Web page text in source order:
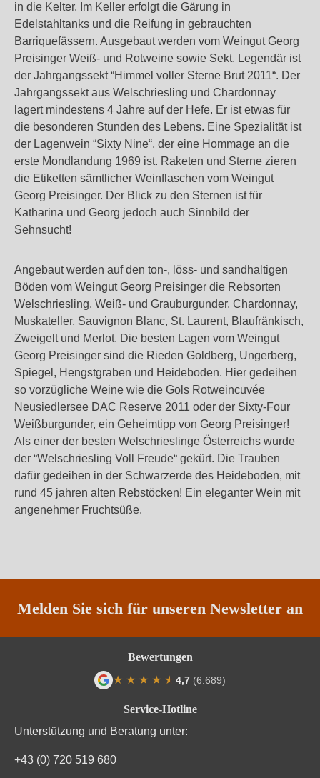
in die Kelter. Im Keller erfolgt die Gärung in
Edelstahltanks und die Reifung in gebrauchten
Barriquefässern. Ausgebaut werden vom Weingut Georg
Preisinger Weiß- und Rotweine sowie Sekt. Legendär ist
der Jahrgangssekt “Himmel voller Sterne Brut 2011“. Der
Jahrgangssekt aus Welschriesling und Chardonnay
lagert mindestens 4 Jahre auf der Hefe. Er ist etwas für
die besonderen Stunden des Lebens. Eine Spezialität ist
der Lagenwein “Sixty Nine“, der eine Hommage an die
erste Mondlandung 1969 ist. Raketen und Sterne zieren
die Etiketten sämtlicher Weinflaschen vom Weingut
Georg Preisinger. Der Blick zu den Sternen ist für
Katharina und Georg jedoch auch Sinnbild der
Sehnsucht!
Angebaut werden auf den ton-, löss- und sandhaltigen
Böden vom Weingut Georg Preisinger die Rebsorten
Welschriesling, Weiß- und Grauburgunder, Chardonnay,
Muskateller, Sauvignon Blanc, St. Laurent, Blaufränkisch,
Zweigelt und Merlot. Die besten Lagen vom Weingut
Georg Preisinger sind die Rieden Goldberg, Ungerberg,
Spiegel, Hengstgraben und Heideboden. Hier gedeihen
so vorzügliche Weine wie die Gols Rotweincuvée
Neusiedlersee DAC Reserve 2011 oder der Sixty-Four
Weißburgunder, ein Geheimtipp von Georg Preisinger!
Als einer der besten Welschrieslinge Österreichs wurde
der “Welschriesling Voll Freude“ gekürt. Die Trauben
dafür gedeihen in der Schwarzerde des Heideboden, mit
rund 45 jahren alten Rebstöcken! Ein eleganter Wein mit
angenehmer Fruchtsüße.
Melden Sie sich für unseren Newsletter an
Service-Hotline
Unterstützung und Beratung unter:
+43 (0) 720 519 680
Bewertungen
★ ★ ★ ★ ★
★ 4,7 (6.689)